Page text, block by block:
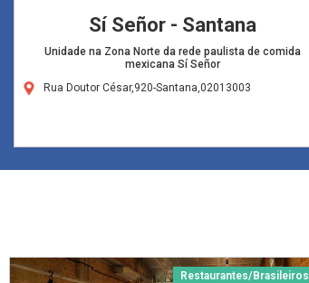
Sí Señor - Santana
Unidade na Zona Norte da rede paulista de comida
mexicana Sí Señor
Rua Doutor César,920-Santana,02013003
Restaurantes/Brasileiros